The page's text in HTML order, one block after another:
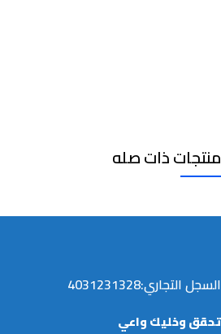
منتجات ذات صله
السجل التجاري:4031231328
تحقق وخليك واعي